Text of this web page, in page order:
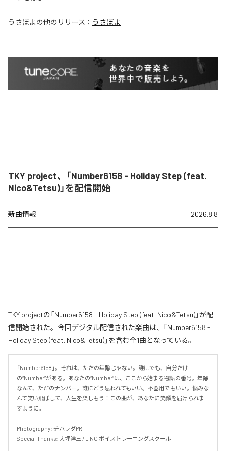
うさぽよの他のリリース： うさぽよ
TKY project、「Number6158 - Holiday Step (feat.
Nico&Tetsu)」を配信開始
新曲情報 2026.8.8
TKY projectの「Number6158 - Holiday Step (feat. Nico&Tetsu)」が配
信開始された。今回デジタル配信された楽曲は、「Number6158 -
Holiday Step (feat. Nico&Tetsu)」を含む全1曲となっている。
「Number6158」。それは、ただの年齢じゃない。誰にでも、自分だけ
の“Number”がある。あなたの“Number”は、ここから始まる物語の番号。年齢
なんて、ただのナンバー。誰にどう思われてもいい。不器用でもいい。悩みな
んて笑い飛ばして、人生を楽しもう！この曲が、あなたに笑顔を届けられま
すように。
Photography: チハラダPR
Special Thanks: 大坪洋三 / LINO ボイストレーニングスクール